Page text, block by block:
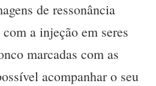
de ressonância
a injeção em seres
marcadas com as
acompanhar o seu